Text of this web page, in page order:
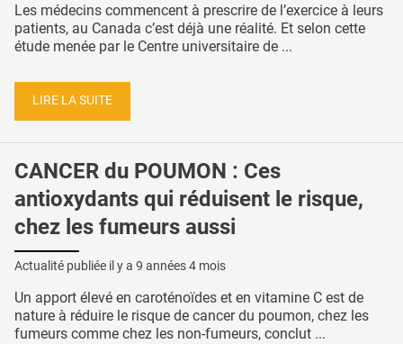
Les médecins commencent à prescrire de l’exercice à leurs
patients, au Canada c’est déjà une réalité. Et selon cette
étude menée par le Centre universitaire de ...
LIRE LA SUITE
CANCER du POUMON : Ces
antioxydants qui réduisent le risque,
chez les fumeurs aussi
Actualité publiée il y a 9 années 4 mois
Un apport élevé en caroténoïdes et en vitamine C est de
nature à réduire le risque de cancer du poumon, chez les
fumeurs comme chez les non-fumeurs, conclut ...